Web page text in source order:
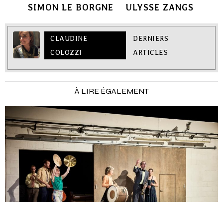
SIMON LE BORGNE
ULYSSE ZANGS
CLAUDINE
COLOZZI
DERNIERS
ARTICLES
À LIRE ÉGALEMENT